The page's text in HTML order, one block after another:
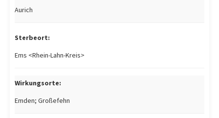
Aurich
Sterbeort:
Ems <Rhein-Lahn-Kreis>
Wirkungsorte:
Emden; Großefehn